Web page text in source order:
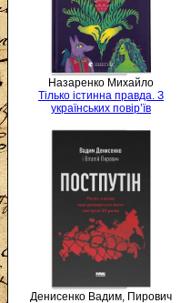
Назаренко Михайло
Тілько істинна правда. З
українських повір’їв
Денисенко Вадим, Пирович